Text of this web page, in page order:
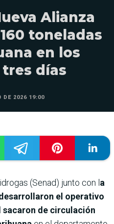
Alianza
toneladas
en los
días
DE 2026 19:00
(Senad) junto con l a
el operativo
sacaron de circulación